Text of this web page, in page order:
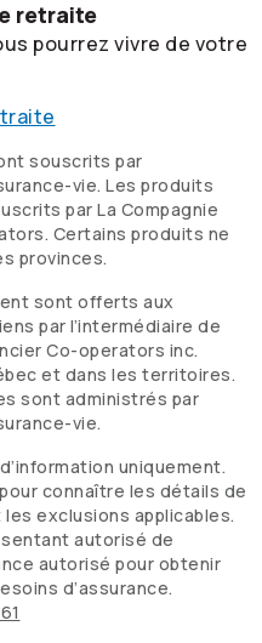
retraite
pourrez vivre de votre
souscrits par
vie. Les produits
par La Compagnie
. Certains produits ne
provinces.
sont offerts aux
par l’intermédiaire de
Co-operators inc.
et dans les territoires.
sont administrés par
vie.
uniquement.
connaître les détails de
exclusions applicables.
autorisé de
autorisé pour obtenir
d’assurance.